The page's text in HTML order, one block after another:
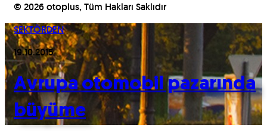
© 2026 otoplus, Tüm Hakları Saklıdır
SEKTÖRDEN
19.10.2015
Avrupa otomobil pazarında
büyüme